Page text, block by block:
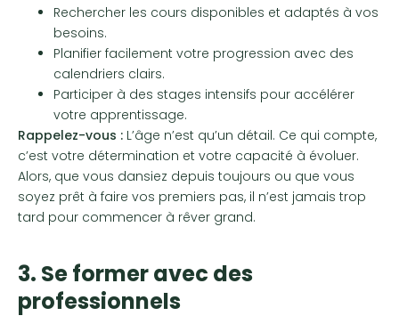
Rechercher les cours disponibles et adaptés à vos
besoins.
Planifier facilement votre progression avec des
calendriers clairs.
Participer à des stages intensifs pour accélérer
votre apprentissage.
Rappelez-vous : L’âge n’est qu’un détail. Ce qui compte,
c’est votre détermination et votre capacité à évoluer.
Alors, que vous dansiez depuis toujours ou que vous
soyez prêt à faire vos premiers pas, il n’est jamais trop
tard pour commencer à rêver grand.
3. Se former avec des
professionnels